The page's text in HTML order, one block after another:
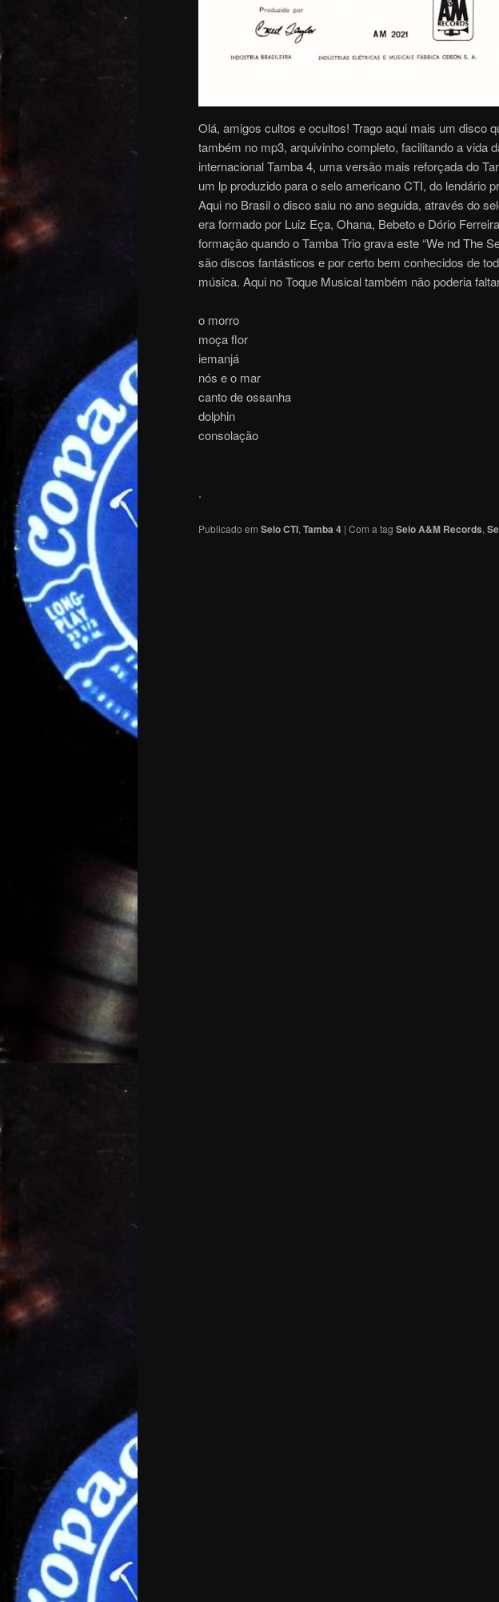
Olá, amigos cultos e ocultos! Trago aqui mais um disco
também no mp3, arquivinho completo, facilitando a vida
internacional Tamba 4, uma versão mais reforçada do
um lp produzido para o selo americano CTI, do lendário
Aqui no Brasil o disco saiu no ano seguida, através do
era formado por Luiz Eça, Ohana, Bebeto e Dório
formação quando o Tamba Trio grava este “We nd The
são discos fantásticos e por certo bem conhecidos de
música. Aqui no Toque Musical também não poderia
o morro
moça flor
iemanjá
nós e o mar
canto de ossanha
dolphin
consolação
.
Publicado em Selo CTI, Tamba 4 | Com a tag Selo A&M Records,